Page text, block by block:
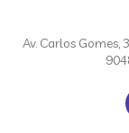
Av. Carlos Gomes,